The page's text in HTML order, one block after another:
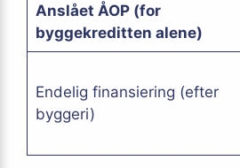
Anslået ÅOP (for
byggekreditten alene)
Endelig finansiering (efter
byggeri)